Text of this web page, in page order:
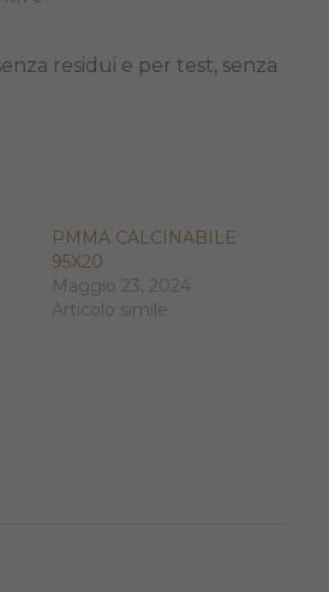
residui e per test, senza
PMMA CALCINABILE
95X20
Maggio 23, 2024
Articolo simile